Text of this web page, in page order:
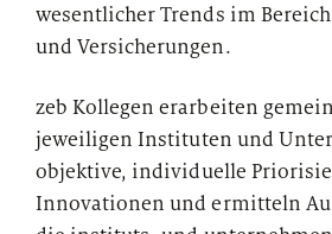
wesentlicher Trends im
und Versicherungen.
zeb Kollegen erarbeiten
jeweiligen Instituten und
objektive, individuelle
Innovationen und ermitteln